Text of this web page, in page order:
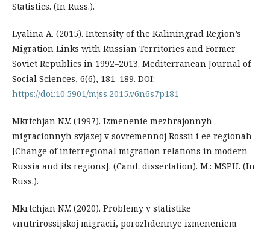
Statistics. (In Russ.).
Lyalina A. (2015). Intensity of the Kaliningrad Region’s
Migration Links with Russian Territories and Former
Soviet Republics in 1992–2013. Mediterranean Journal of
Social Sciences, 6(6), 181–189. DOI:
https://doi:10.5901/mjss.2015.v6n6s7p181
Mkrtchjan N.V. (1997). Izmenenie mezhrajonnyh
migracionnyh svjazej v sovremennoj Rossii i ee regionah
[Change of interregional migration relations in modern
Russia and its regions]. (Cand. dissertation). M.: MSPU. (In
Russ.).
Mkrtchjan N.V. (2020). Problemy v statistike
vnutrirossijskoj migracii, porozhdennye izmeneniem